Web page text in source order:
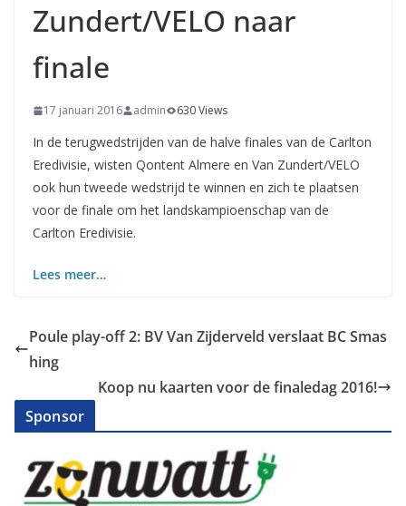
Zundert/VELO naar
finale
17 januari 2016 admin 630 Views
In de terugwedstrijden van de halve finales van de Carlton
Eredivisie, wisten Qontent Almere en Van Zundert/VELO
ook hun tweede wedstrijd te winnen en zich te plaatsen
voor de finale om het landskampioenschap van de
Carlton Eredivisie.
Lees meer…
Poule play-off 2: BV Van Zijderveld verslaat BC Smas
hing
Koop nu kaarten voor de finaledag 2016!
Sponsor